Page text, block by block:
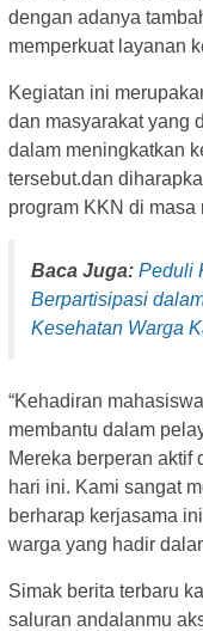
dengan adanya
memperkuat layanan
Kegiatan ini
dan masyarakat yang
dalam meningkatkan
tersebut.dan
program KKN di masa
Baca Juga: Peduli
Berpartisipasi
Kesehatan Warga
“Kehadiran
membantu dalam
Mereka berperan aktif
hari ini. Kami sangat
berharap kerjasama
warga yang hadir
Simak berita terbaru
saluran andalanmu